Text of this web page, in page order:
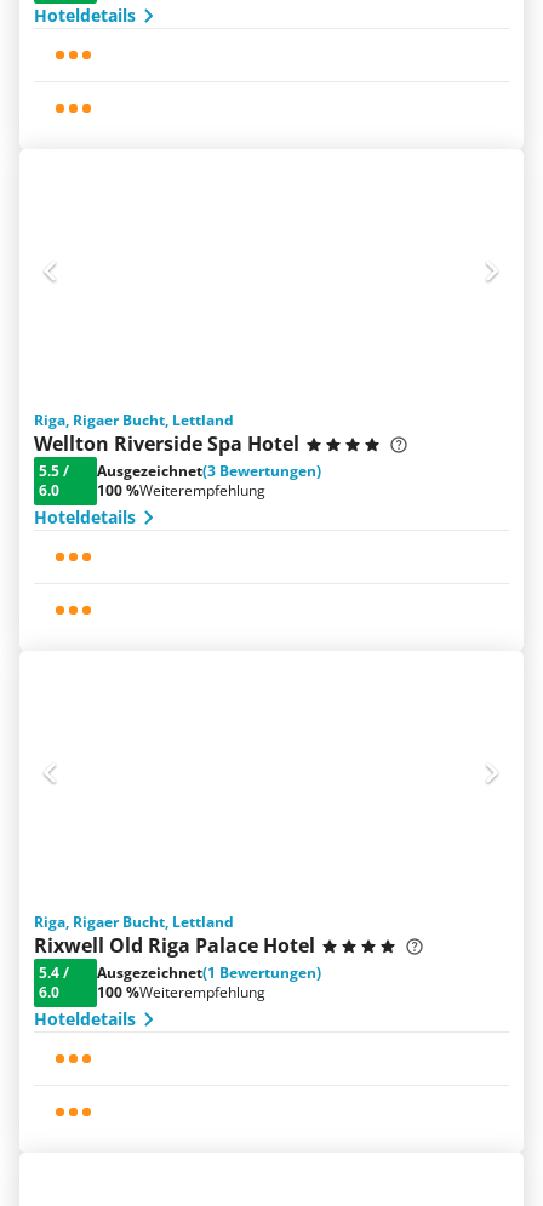
Hoteldetails
Riga, Rigaer Bucht, Lettland
Wellton Riverside Spa Hotel
5.5/
6.0
Ausgezeichnet(3 Bewertungen)
100 %Weiterempfehlung
Hoteldetails
Riga, Rigaer Bucht, Lettland
Rixwell Old Riga Palace Hotel
5.4/
6.0
Ausgezeichnet(1 Bewertungen)
100 %Weiterempfehlung
Hoteldetails